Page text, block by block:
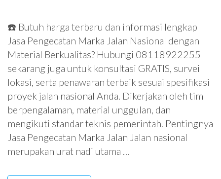
☎️ Butuh harga terbaru dan informasi lengkap
Jasa Pengecatan Marka Jalan Nasional dengan
Material Berkualitas? Hubungi 08118922255
sekarang juga untuk konsultasi GRATIS, survei
lokasi, serta penawaran terbaik sesuai spesifikasi
proyek jalan nasional Anda. Dikerjakan oleh tim
berpengalaman, material unggulan, dan
mengikuti standar teknis pemerintah. Pentingnya
Jasa Pengecatan Marka Jalan Jalan nasional
merupakan urat nadi utama …